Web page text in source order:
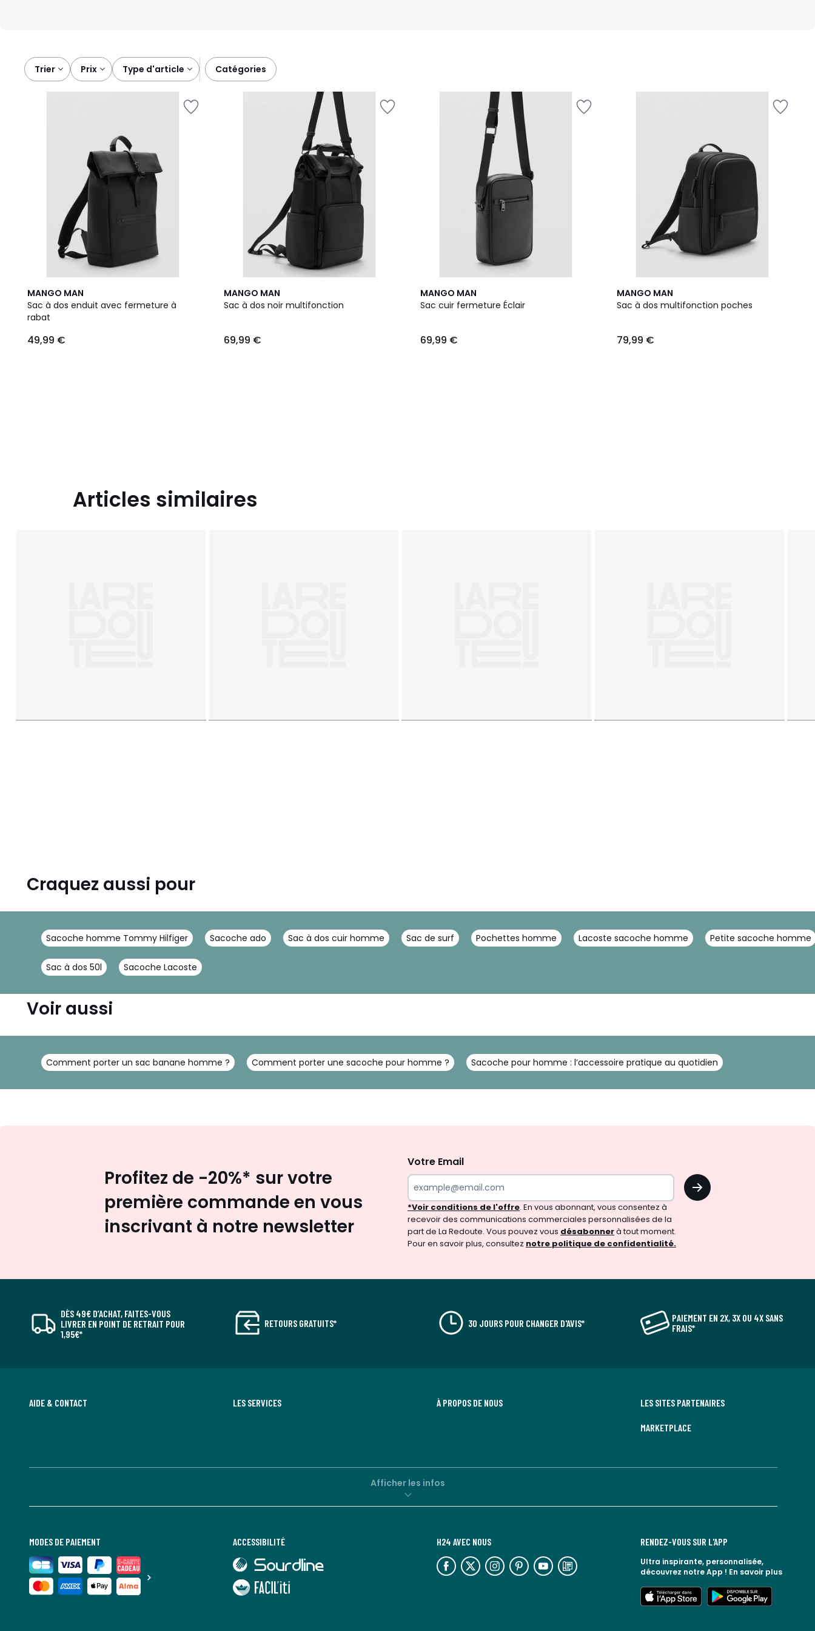
Trier prix type d'article catégories
MANGO MAN
Sac à dos enduit avec fermeture à
rabat
€.
49,99 €
MANGO MAN
Sac à dos noir multifonction
69,99 €
MANGO MAN
Sac cuir fermeture Éclair
69,99 €
MANGO MAN
Sac à dos multifonction poches
79,99 €
Articles similaires
Craquez aussi pour
Sacoche homme Tommy Hilfiger Sacoche ado Sac à dos cuir homme Sac de surf Pochettes homme Lacoste sacoche homme Petite sacoche homme
Sac à dos 50l Sacoche Lacoste
Voir aussi
Comment porter un sac banane homme ? Comment porter une sacoche pour homme ? Sacoche pour homme : l’accessoire pratique au quotidien
Profitez de -20%* sur votre
première commande en vous
inscrivant à notre newsletter
Votre Email
OK
*Voir conditions de l'offre. En vous abonnant, vous consentez à
recevoir des communications commerciales personnalisées de la
part de La Redoute. Vous pouvez vous désabonnerà tout moment.
Pour en savoir plus, consultez notre politique de confidentialité.
DÈS 49€ D’ACHAT, FAITES-VOUS
LIVRER EN POINT DE RETRAIT POUR
1,95€*
RETOURS GRATUITS* 30 JOURS POUR CHANGER D'AVIS*
PAIEMENT EN 2X, 3X OU 4X SANS
FRAIS*
AIDE & CONTACT LES SERVICES À PROPOS DE NOUS LES SITES PARTENAIRES
MARKETPLACE
Afficher les infos
MODES DE PAIEMENT ACCESSIBILITÉ
lien
vers
Sourdline
lien
H24 AVEC NOUS
lien
vers
lien
vers
lien
vers
lien
vers
lien
vers
lien
vers
RENDEZ-VOUS SUR L'APP
Ultra inspirante, personnalisée,
découvrez notre App ! En savoir plus
lien
vers
lien
vers